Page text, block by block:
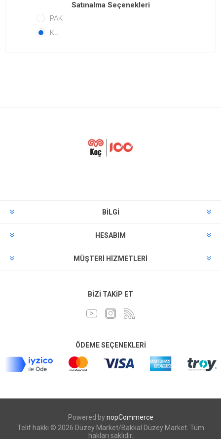
Satınalma Seçenekleri
PAK
KL
BILGI
HESABIM
MÜŞTERI HIZMETLERI
BIZI TAKIP ET
ÖDEME SEÇENEKLERI
Powered bynopCommerce
Telif hakkı © 2026 Düzey Market/Bakkal Düzey Market. Tüm
hakları saklıdır.